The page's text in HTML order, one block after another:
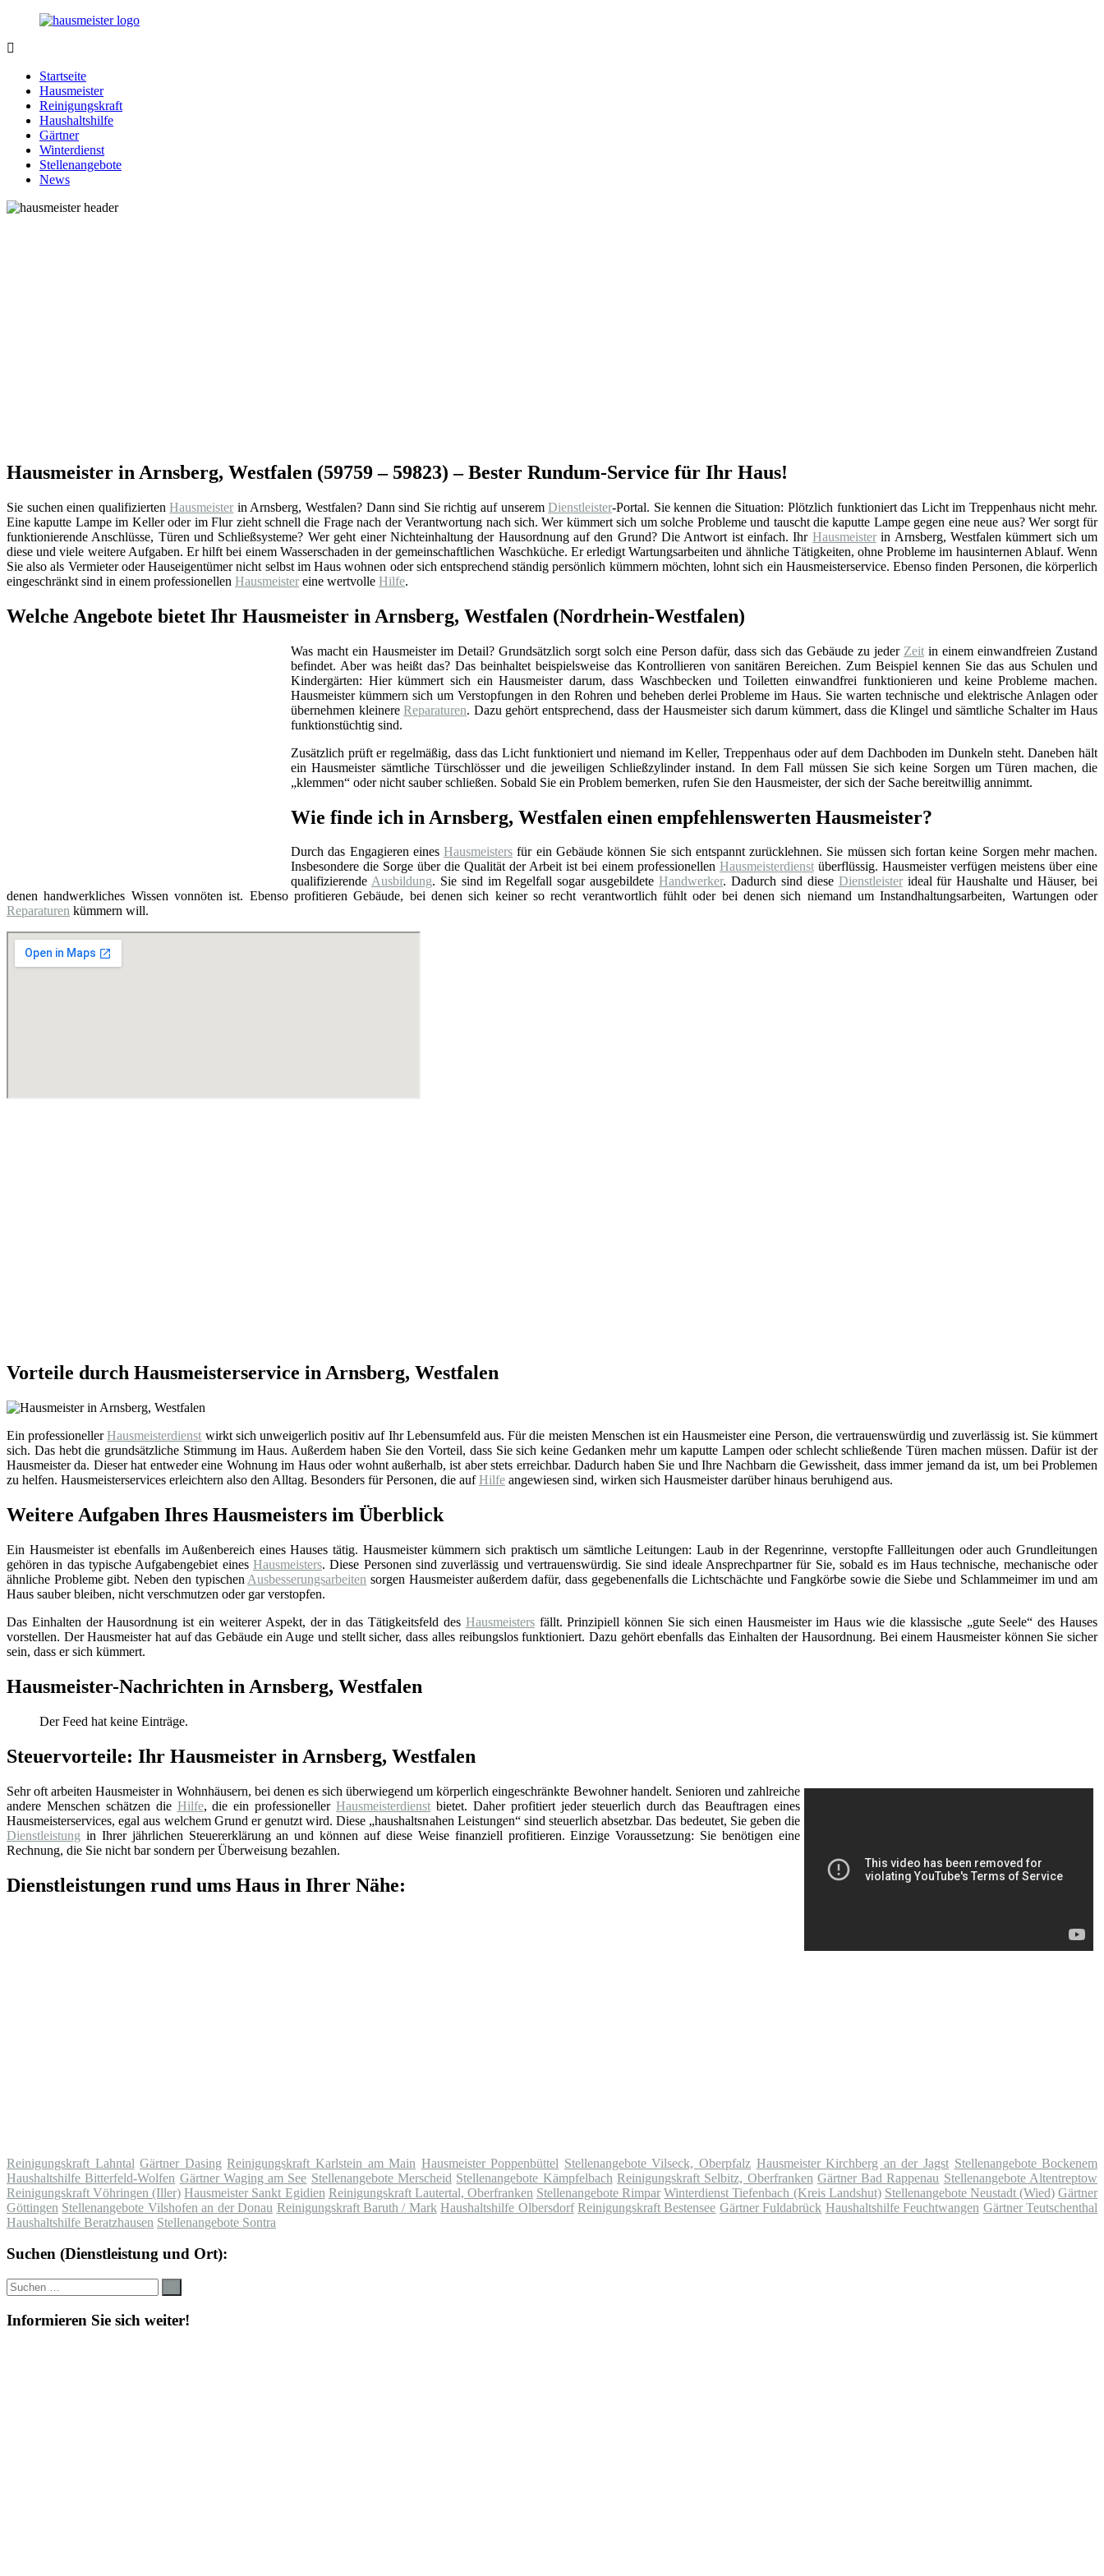
Zurück
Inhalt
Hausmeister.de
rund
Ihren
Haushalt
Startseite
Hausmeister
Reinigungskraft
Haushaltshilfe
Gärtner
Winterdienst
Stellenangebote
News
Hausmeister in Arnsberg, Westfalen (59759 – 59823) – Bester Rundum-Service für Ihr Haus!
Sie suchen einen qualifiziertenHausmeister in Arnsberg, Westfalen? Dann sind Sie richtig auf unseremDienstleister-Portal. Sie kennen die Situation: Plötzlich funktioniert das Licht im Treppenhaus nicht mehr.
Eine kaputte Lampe im Keller oder im Flur zieht schnell die Frage nach der Verantwortung nach sich. Wer kümmert sich um solche Probleme und tauscht die kaputte Lampe gegen eine neue aus? Wer sorgt für
funktionierende Anschlüsse, Türen und Schließsysteme? Wer geht einer Nichteinhaltung der Hausordnung auf den Grund? Die Antwort ist einfach. Ihr Hausmeisterin Arnsberg, Westfalen kümmert sich um
diese und viele weitere Aufgaben. Er hilft bei einem Wasserschaden in der gemeinschaftlichen Waschküche. Er erledigt Wartungsarbeiten und ähnliche Tätigkeiten, ohne Probleme im hausinternen Ablauf. Wenn
Sie also als Vermieter oder Hauseigentümer nicht selbst im Haus wohnen oder sich entsprechend ständig persönlich kümmern möchten, lohnt sich ein Hausmeisterservice. Ebenso finden Personen, die körperlich
eingeschränkt sind in einem professionellen Hausmeister eine wertvolle Hilfe.
Welche Angebote bietet Ihr Hausmeister in Arnsberg, Westfalen (Nordrhein-Westfalen)
Was macht ein Hausmeister im Detail? Grundsätzlich sorgt solch eine Person dafür, dass sich das Gebäude zu jeder Zeit in einem einwandfreien Zustand
befindet. Aber was heißt das? Das beinhaltet beispielsweise das Kontrollieren von sanitären Bereichen. Zum Beispiel kennen Sie das aus Schulen und
Kindergärten: Hier kümmert sich ein Hausmeister darum, dass Waschbecken und Toiletten einwandfrei funktionieren und keine Probleme machen.
Hausmeister kümmern sich um Verstopfungen in den Rohren und beheben derlei Probleme im Haus. Sie warten technische und elektrische Anlagen oder
übernehmen kleinereReparaturen. Dazu gehört entsprechend, dass der Hausmeister sich darum kümmert, dass die Klingel und sämtliche Schalter im Haus
funktionstüchtig sind.
Zusätzlich prüft er regelmäßig, dass das Licht funktioniert und niemand im Keller, Treppenhaus oder auf dem Dachboden im Dunkeln steht. Daneben hält
ein Hausmeister sämtliche Türschlösser und die jeweiligen Schließzylinder instand. In dem Fall müssen Sie sich keine Sorgen um Türen machen, die
„klemmen“ oder nicht sauber schließen. Sobald Sie ein Problem bemerken, rufen Sie den Hausmeister, der sich der Sache bereitwillig annimmt.
Wie finde ich in Arnsberg, Westfalen einen empfehlenswerten Hausmeister?
Durch das Engagieren eines Hausmeisters für ein Gebäude können Sie sich entspannt zurücklehnen. Sie müssen sich fortan keine Sorgen mehr machen.
Insbesondere die Sorge über die Qualität der Arbeit ist bei einem professionellen Hausmeisterdienstüberflüssig. Hausmeister verfügen meistens über eine
qualifizierende Ausbildung. Sie sind im Regelfall sogar ausgebildeteHandwerker. Dadurch sind diese Dienstleisterideal für Haushalte und Häuser, bei
denen handwerkliches Wissen vonnöten ist. Ebenso profitieren Gebäude, bei denen sich keiner so recht verantwortlich fühlt oder bei denen sich niemand um Instandhaltungsarbeiten, Wartungen oder
Reparaturen kümmern will.
Vorteile durch Hausmeisterservice in Arnsberg, Westfalen
Ein professionellerHausmeisterdienst wirkt sich unweigerlich positiv auf Ihr Lebensumfeld aus. Für die meisten Menschen ist ein Hausmeister eine Person, die vertrauenswürdig und zuverlässig ist. Sie kümmert
sich. Das hebt die grundsätzliche Stimmung im Haus. Außerdem haben Sie den Vorteil, dass Sie sich keine Gedanken mehr um kaputte Lampen oder schlecht schließende Türen machen müssen. Dafür ist der
Hausmeister da. Dieser hat entweder eine Wohnung im Haus oder wohnt außerhalb, ist aber stets erreichbar. Dadurch haben Sie und Ihre Nachbarn die Gewissheit, dass immer jemand da ist, um bei Problemen
zu helfen. Hausmeisterservices erleichtern also den Alltag. Besonders für Personen, die aufHilfe angewiesen sind, wirken sich Hausmeister darüber hinaus beruhigend aus.
Weitere Aufgaben Ihres Hausmeisters im Überblick
Ein Hausmeister ist ebenfalls im Außenbereich eines Hauses tätig. Hausmeister kümmern sich praktisch um sämtliche Leitungen: Laub in der Regenrinne, verstopfte Fallleitungen oder auch Grundleitungen
gehören in das typische Aufgabengebiet eines Hausmeisters. Diese Personen sind zuverlässig und vertrauenswürdig. Sie sind ideale Ansprechpartner für Sie, sobald es im Haus technische, mechanische oder
ähnliche Probleme gibt. Neben den typischen Ausbesserungsarbeiten sorgen Hausmeister außerdem dafür, dass gegebenenfalls die Lichtschächte und Fangkörbe sowie die Siebe und Schlammeimer im und am
Haus sauber bleiben, nicht verschmutzen oder gar verstopfen.
Das Einhalten der Hausordnung ist ein weiterer Aspekt, der in das Tätigkeitsfeld des Hausmeistersfällt. Prinzipiell können Sie sich einen Hausmeister im Haus wie die klassische „gute Seele“ des Hauses
vorstellen. Der Hausmeister hat auf das Gebäude ein Auge und stellt sicher, dass alles reibungslos funktioniert. Dazu gehört ebenfalls das Einhalten der Hausordnung. Bei einem Hausmeister können Sie sicher
sein, dass er sich kümmert.
Hausmeister-Nachrichten in Arnsberg, Westfalen
Der Feed hat keine Einträge.
Steuervorteile: Ihr Hausmeister in Arnsberg, Westfalen
Sehr oft arbeiten Hausmeister in Wohnhäusern, bei denen es sich überwiegend um körperlich eingeschränkte Bewohner handelt. Senioren und zahlreiche
andere Menschen schätzen die Hilfe, die ein professionellerHausmeisterdienst bietet. Daher profitiert jeder steuerlich durch das Beauftragen eines
Hausmeisterservices, egal aus welchem Grund er genutzt wird. Diese „haushaltsnahen Leistungen“ sind steuerlich absetzbar. Das bedeutet, Sie geben die
Dienstleistung in Ihrer jährlichen Steuererklärung an und können auf diese Weise finanziell profitieren. Einzige Voraussetzung: Sie benötigen eine
Rechnung, die Sie nicht bar sondern per Überweisung bezahlen.
Dienstleistungen rund ums Haus in Ihrer Nähe:
Reinigungskraft Lahntal Gärtner Dasing Reinigungskraft Karlstein am Main Hausmeister Poppenbüttel Stellenangebote Vilseck, Oberpfalz Hausmeister Kirchberg an der Jagst Stellenangebote Bockenem
Haushaltshilfe Bitterfeld-Wolfen Gärtner Waging am See Stellenangebote Merscheid Stellenangebote Kämpfelbach Reinigungskraft Selbitz, Oberfranken Gärtner Bad Rappenau Stellenangebote Altentreptow
Reinigungskraft Vöhringen (Iller) Hausmeister Sankt Egidien Reinigungskraft Lautertal, Oberfranken Stellenangebote Rimpar Winterdienst Tiefenbach (Kreis Landshut) Stellenangebote Neustadt (Wied) Gärtner
Göttingen Stellenangebote Vilshofen an der Donau Reinigungskraft Baruth / Mark Haushaltshilfe Olbersdorf Reinigungskraft Bestensee Gärtner Fuldabrück Haushaltshilfe Feuchtwangen Gärtner Teutschenthal
Haushaltshilfe Beratzhausen Stellenangebote Sontra
Suchen (Dienstleistung und Ort):
Suche
nach:
Informieren Sie sich weiter!